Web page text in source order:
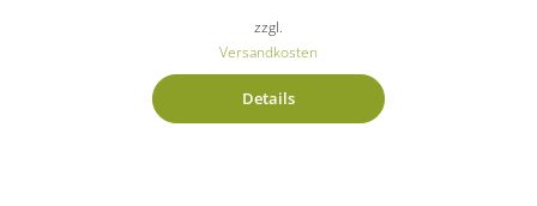
zzgl.
Versandkosten
Details